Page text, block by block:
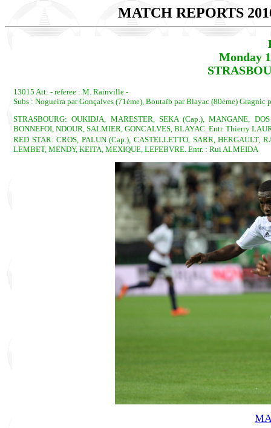
MATCH REPORTS
Monday
13015 Att: - referee : M. Rainville -
Subs : Nogueira par Gonçalves (71ème), Boutaïb par Blayac (80ème)
STRASBOURG: OUKIDJA, MARESTER, SEKA (Cap.), MANGANE,
BONNEFOI, NDOUR, SALMIER, GONCALVES, BLAYAC. Entr. Thierry
RED STAR: CROS, PALUN (Cap.), CASTELLETTO, SARR,
LEMBET, MENDY, KEITA, MEXIQUE, LEFEBVRE. Entr. : Rui ALMEIDA